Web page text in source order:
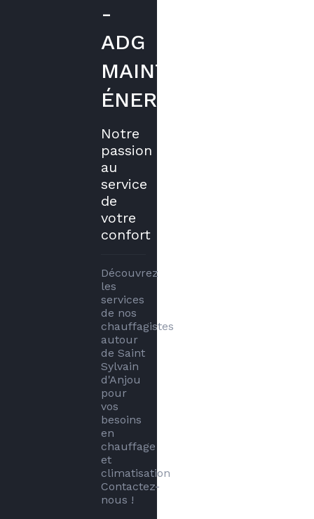
-
ADG
MAINTENANCE
ÉNERGÉTIQUE
Notre
passion
au
service
de
votre
confort
Découvrez
les
services
de nos
chauffagistes
autour
de Saint
Sylvain
d'Anjou
pour
vos
besoins
en
chauffage
et
climatisation
Contactez-
nous !